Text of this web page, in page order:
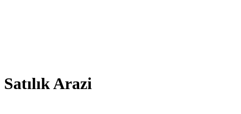
Arazi